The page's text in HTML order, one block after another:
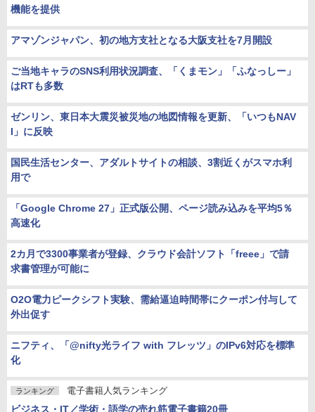
機能を提供
アマゾンジャパン、初の地方支社となる大阪支社を7月開設
ご当地キャラのSNS利用状況調査、「くまモン」「ふなっしー」
はRTも多数
ゼンリン、東日本大震災被災地の地図情報を更新、「いつもNAV
I」に反映
国民生活センター、アダルトサイトの相談、3割近くがスマホ利
用で
「Google Chrome 27」正式版公開、ページ読み込みを平均5％
高速化
2カ月で3300事業者が登録、クラウド会計ソフト「freee」で請
求書管理が可能に
O2O電力ピークシフト実験、需給逼迫時間帯にクーポン付与して
外出促す
ニフティ、「@nifty光ライフ with フレッツ」のIPv6対応を標準
化
ランキング 電子書籍人気ランキング
ビジネス・IT／学術・語学の売れ筋電子書籍20冊